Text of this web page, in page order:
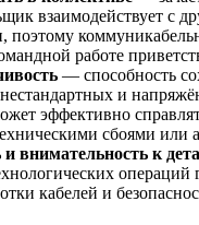
взаимодействует с
поэтому
работе
— способность
и
эффективно
сбоями или
и внимательность к
операций
кабелей и